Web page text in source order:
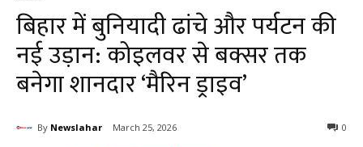
बिहार में बुनियादी ढांचे और पर्यटन की
नई उड़ान: कोइलवर से बक्सर तक
बनेगा शानदार ‘मैरिन ड्राइव’
By Newslahar March 25, 2026 0